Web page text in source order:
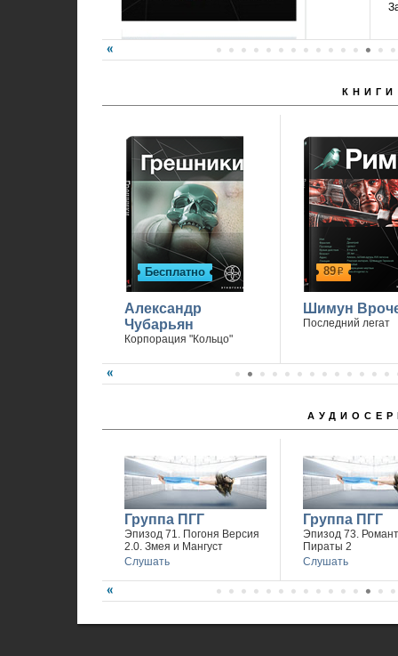
Спасибо, что вы с нами.
КНИГИ
Бесплатно
Александр
Чубарьян
Корпорация "Кольцо"
89р
Шимун
Последний легат
Группа ПГГ
Эпизод 71. Погоня Версия
2.0. Змея и Мангуст
Слушать
Группа ПГГ
Эпизод 73.
Пираты 2
Слушать